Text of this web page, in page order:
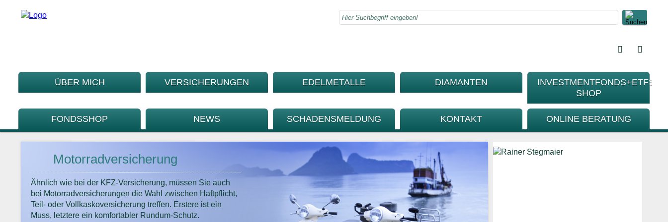
ÜBER MICH VERSICHERUNGEN EDELMETALLE DIAMANTEN
INVESTMENTFONDS+ETFS-
SHOP
FONDSSHOP NEWS SCHADENSMELDUNG KONTAKT ONLINE BERATUNG
Motorradversicherung
Ähnlich wie bei der KFZ-Versicherung, müssen Sie auch
bei Motorradversicherungen die Wahl zwischen Haftpflicht,
Teil- oder Vollkaskoversicherung treffen. Erstere ist ein
Muss, letztere ein komfortabler Rundum-Schutz.